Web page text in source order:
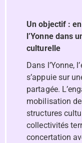
Un objectif :
l’Yonne dans
culturelle
Dans l’Yonne,
s’appuie sur
partagée.
mobilisation
structures
collectivités
concertation